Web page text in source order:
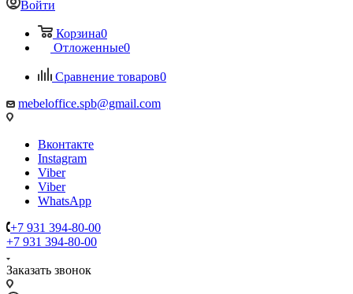
Войти
Корзина0
Отложенные0
Сравнение товаров0
mebeloffice.spb@gmail.com
Вконтакте
Instagram
Viber
Viber
WhatsApp
+7 931 394-80-00
+7 931 394-80-00
Заказать звонок